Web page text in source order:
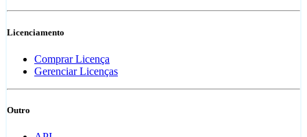
Licenciamento
Comprar Licença
Gerenciar Licenças
Outro